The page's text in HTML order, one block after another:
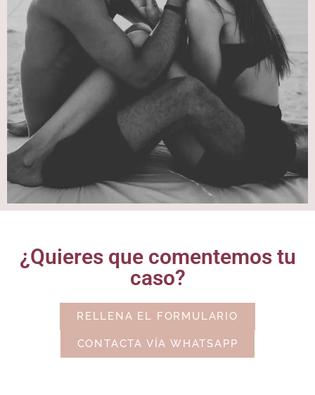
¿Quieres que comentemos tu
caso?
RELLENA EL FORMULARIO
CONTACTA VÍA WHATSAPP